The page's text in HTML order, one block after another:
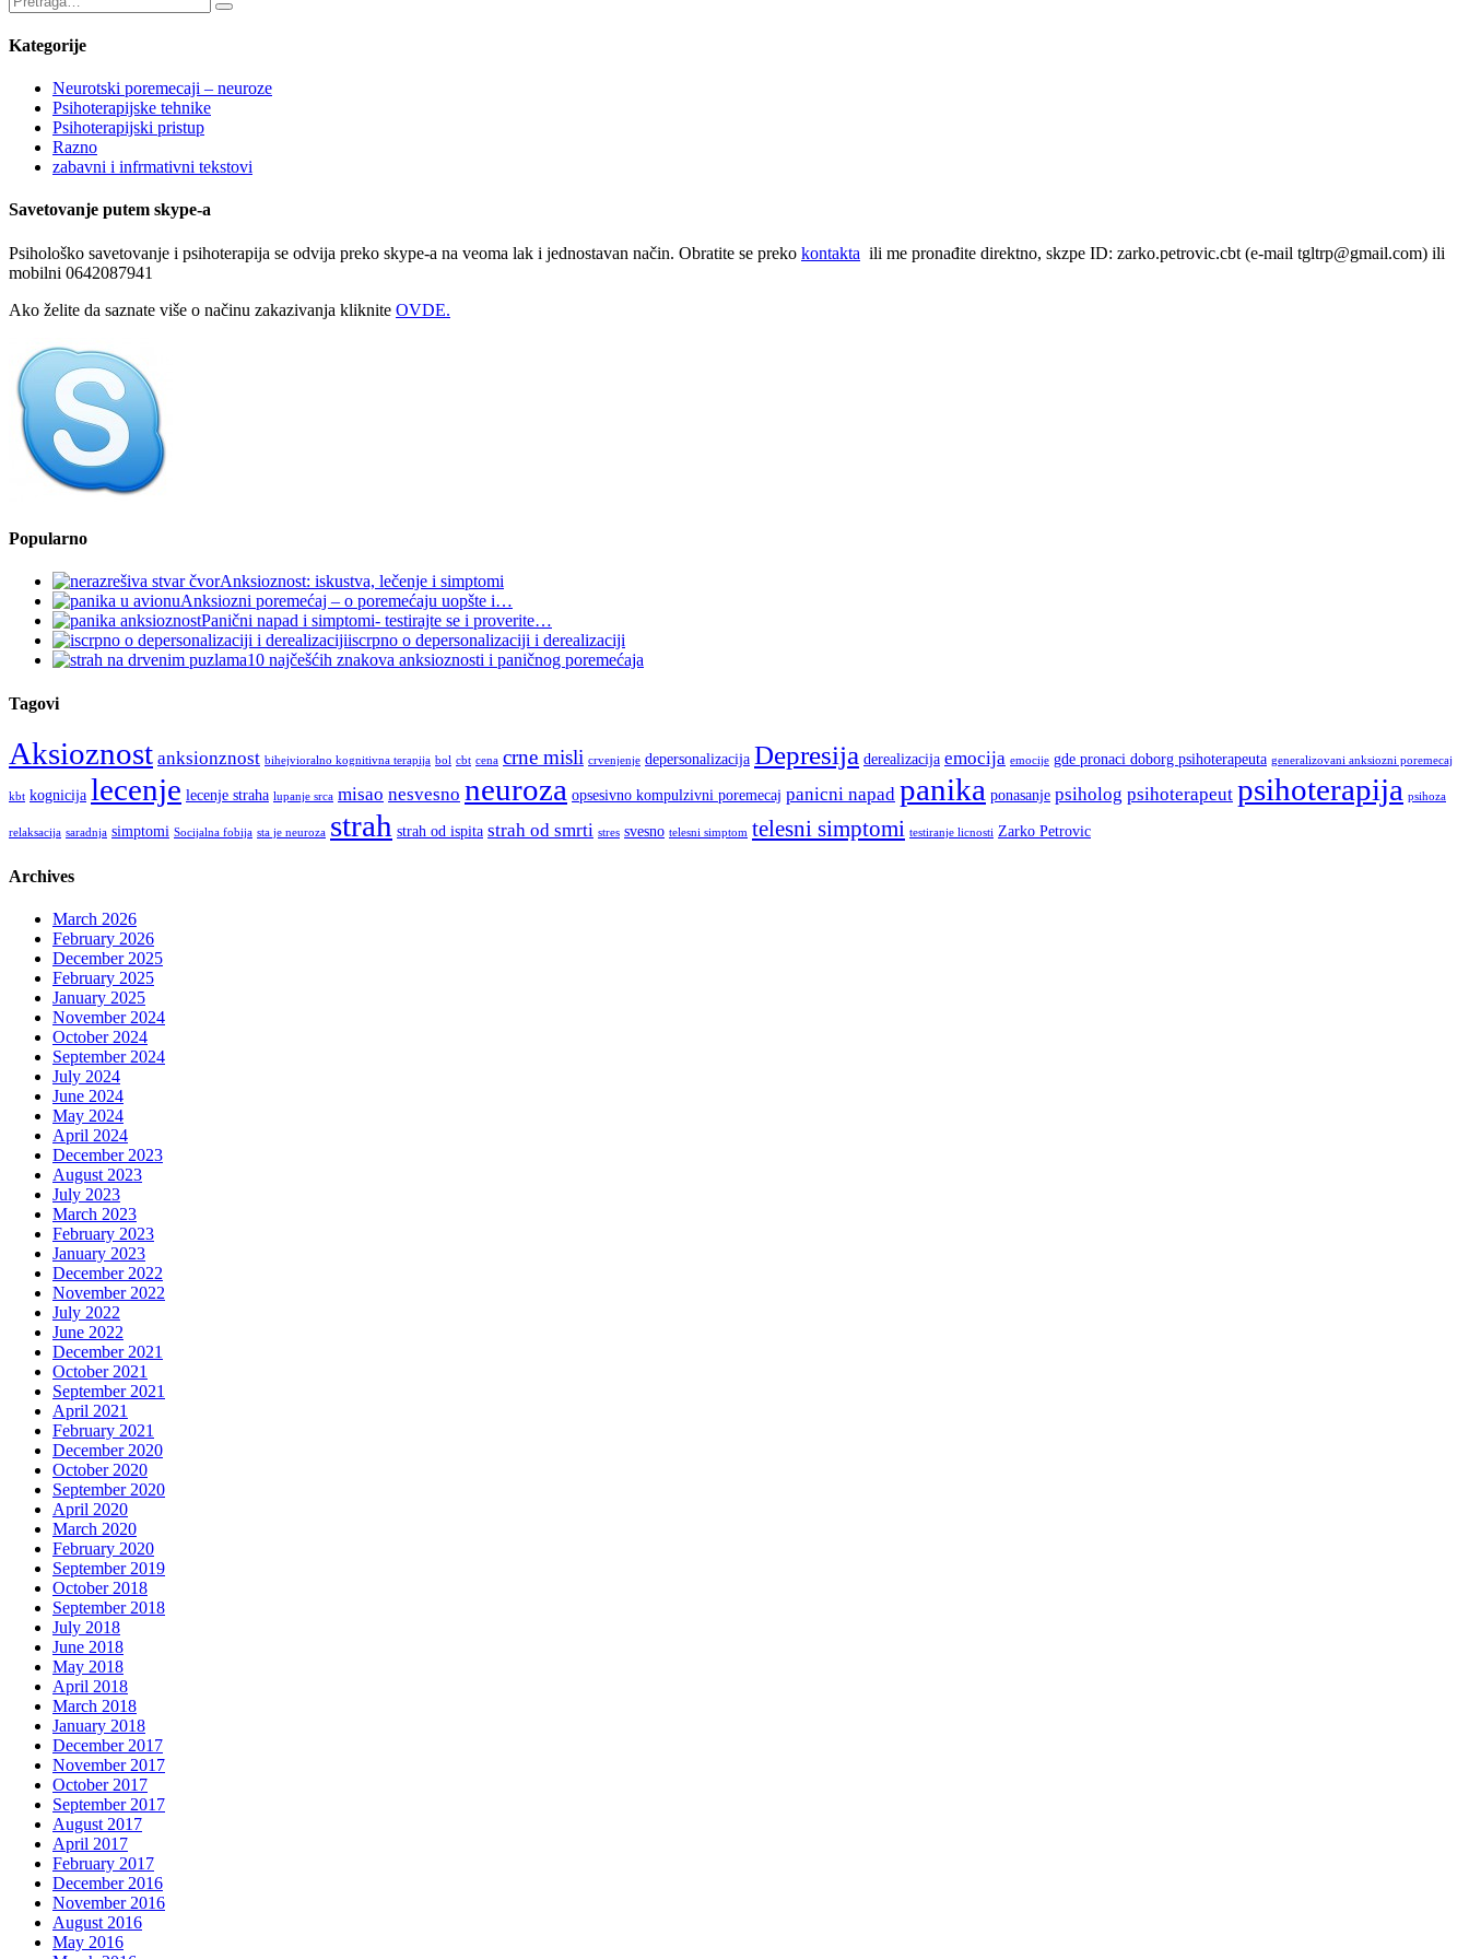
Kategorije
Neurotski poremecaji – neuroze
Psihoterapijske tehnike
Psihoterapijski pristup
Razno
zabavni i infrmativni tekstovi
Savetovanje putem skype-a
Psihološko savetovanje i psihoterapija se odvija preko skype-a na veoma lak i jednostavan način. Obratite se preko kontakta ili me pronađite direktno, skzpe ID: zarko.petrovic.cbt (e-mail tgltrp@gmail.com) ili
mobilni 0642087941
Ako želite da saznate više o načinu zakazivanja kliknite OVDE.
Popularno
Anksioznost: iskustva, lečenje i simptomi
Anksiozni poremećaj – o poremećaju uopšte i…
Panični napad i simptomi- testirajte se i proverite…
iscrpno o depersonalizaciji i derealizaciji
10 najčešćih znakova anksioznosti i paničnog poremećaja
Tagovi
Aksioznost anksionznost bihejvioralno kognitivna terapija bol cbt cena crne misli crvenjenje depersonalizacija Depresija derealizacija emocija emocije gde pronaci doborg psihoterapeuta generalizovani anksiozni poremecaj
kbt kognicija lecenje lecenje straha lupanje srca misao nesvesno neuroza opsesivno kompulzivni poremecaj panicni napad panika ponasanje psiholog psihoterapeut psihoterapija psihoza
relaksacija saradnja simptomi Socijalna fobija sta je neuroza strah strah od ispita strah od smrti stres svesno telesni simptom telesni simptomi testiranje licnosti Zarko Petrovic
Archives
March 2026
February 2026
December 2025
February 2025
January 2025
November 2024
October 2024
September 2024
July 2024
June 2024
May 2024
April 2024
December 2023
August 2023
July 2023
March 2023
February 2023
January 2023
December 2022
November 2022
July 2022
June 2022
December 2021
October 2021
September 2021
April 2021
February 2021
December 2020
October 2020
September 2020
April 2020
March 2020
February 2020
September 2019
October 2018
September 2018
July 2018
June 2018
May 2018
April 2018
March 2018
January 2018
December 2017
November 2017
October 2017
September 2017
August 2017
April 2017
February 2017
December 2016
November 2016
August 2016
May 2016